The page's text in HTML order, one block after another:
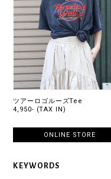
ツアーロゴルーズTee
4,950- (TAX IN)
ONLINE STORE
KEYWORDS